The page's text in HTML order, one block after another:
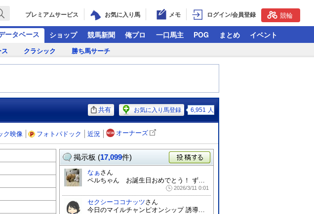
プレミアムサービス お気に入り馬 メモ ログイン/会員登録 競輪
ータベース ショップ 競馬新聞 俺プロ 一口馬主 POG まとめ イベント
ス クラシック 勝ち馬サーチ
共有 お気に入り馬登録 6,951 人
ク映像 フォトパドック 近況 オーナーズ
掲示板 (17,099件)
投稿する
なぁさん
ペルちゃん お誕生日おめでとう！ ずっと...
2026/3/11 0:01
セクシーココナッツさん
今日のマイルチャンピオンシップ 誘導し...